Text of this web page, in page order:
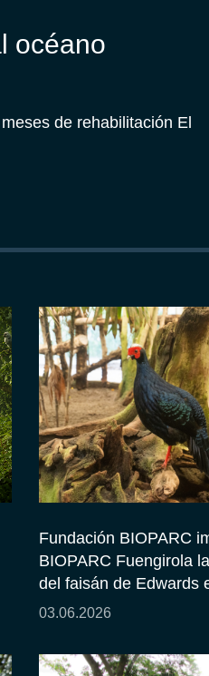
océano
de rehabilitación El
Fundación BIOPARC
BIOPARC Fuengirola
del faisán de Edwards
03.06.2026